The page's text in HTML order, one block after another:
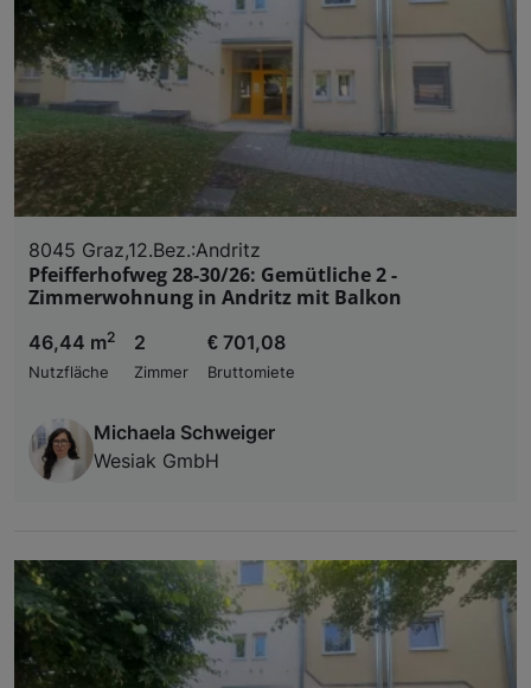
8045 Graz,12.Bez.:Andritz
Pfeifferhofweg 28-30/26: Gemütliche 2 -
Zimmerwohnung in Andritz mit Balkon
46,44 m2
Nutzfläche
2
Zimmer
€ 701,08
Bruttomiete
Michaela Schweiger
Wesiak GmbH